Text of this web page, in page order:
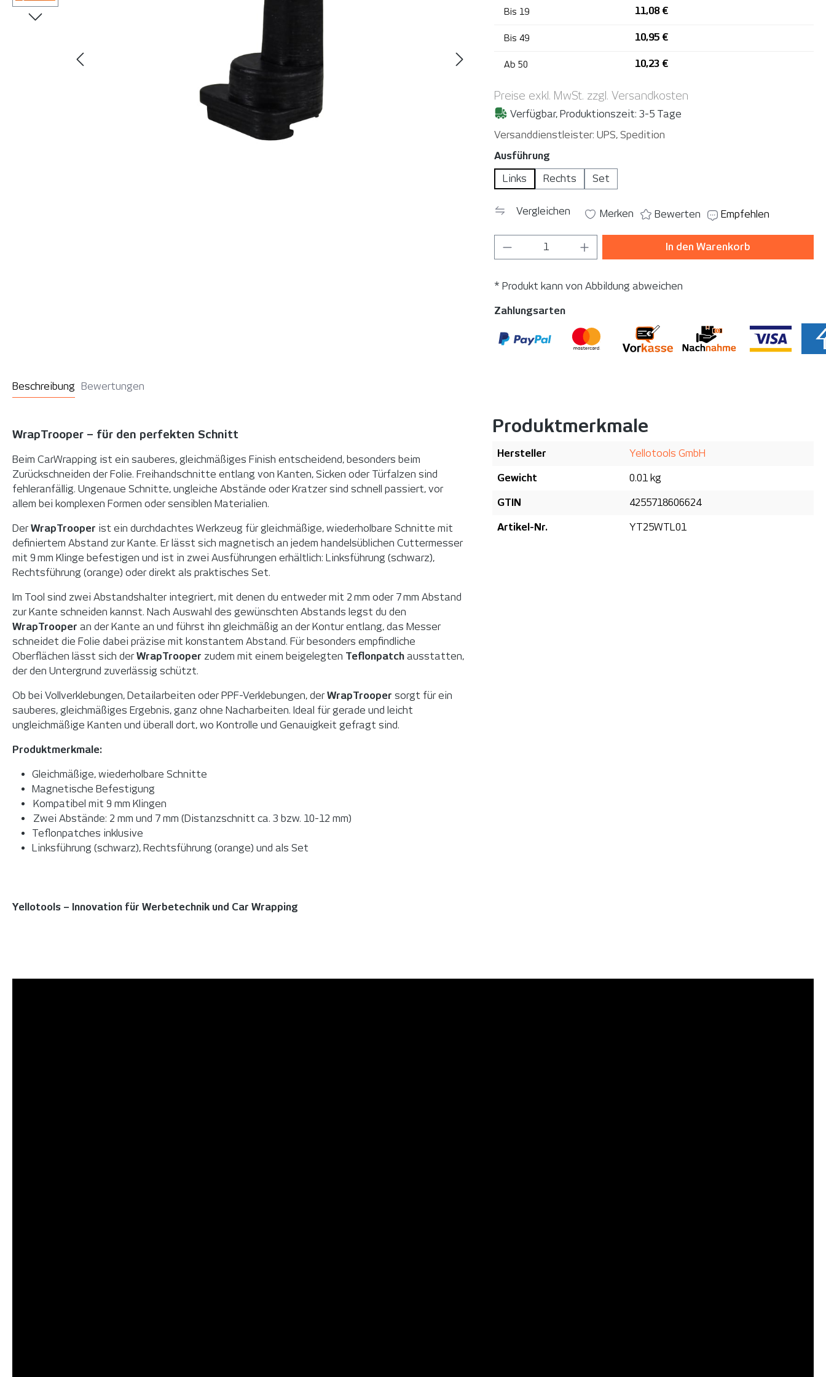
Bis 19 11,08 €
Bis 49 10,95 €
Ab 50 10,23 €
Preise exkl. MwSt. zzgl. Versandkosten
Verfügbar, Produktionszeit: 3-5 Tage
Versanddienstleister: UPS, Spedition
Ausführung
Links
Rechts Set
Vergleichen Merken Bewerten Empfehlen
Produkt Anzahl: Gib den gewünschten Wert
In den Warenkorb
* Produkt kann von Abbildung abweichen
Zahlungsarten
Beschreibung Bewertungen
WrapTrooper – für den perfekten Schnitt
Beim CarWrapping ist ein sauberes, gleichmäßiges Finish entscheidend, besonders beim
Zurückschneiden der Folie. Freihandschnitte entlang von Kanten, Sicken oder Türfalzen sind
fehleranfällig. Ungenaue Schnitte, ungleiche Abstände oder Kratzer sind schnell passiert, vor
allem bei komplexen Formen oder sensiblen Materialien.
DerWrapTrooper ist ein durchdachtes Werkzeug für gleichmäßige, wiederholbare Schnitte mit
definiertem Abstand zur Kante. Er lässt sich magnetisch an jedem handelsüblichen Cuttermesser
mit 9 mm Klinge befestigen und ist in zwei Ausführungen erhältlich: Linksführung (schwarz),
Rechtsführung (orange) oder direkt als praktisches Set.
Im Tool sind zwei Abstandshalter integriert, mit denen du entweder mit 2 mm oder 7mm Abstand
zur Kante schneiden kannst. Nach Auswahl des gewünschten Abstands legst du den
WrapTrooper an der Kante an und führst ihn gleichmäßig an der Kontur entlang, das Messer
schneidet die Folie dabei präzise mit konstantem Abstand. Für besonders empfindliche
Oberflächen lässt sich derWrapTrooper zudem mit einem beigelegten Teflonpatch ausstatten,
der den Untergrund zuverlässig schützt.
Ob bei Vollverklebungen, Detailarbeiten oder PPF-Verklebungen, derWrapTrooper sorgt für ein
sauberes, gleichmäßiges Ergebnis, ganz ohne Nacharbeiten. Ideal für gerade und leicht
ungleichmäßige Kanten und überall dort, wo Kontrolle und Genauigkeit gefragt sind.
Produktmerkmale:
Gleichmäßige, wiederholbare Schnitte
Magnetische Befestigung
Kompatibel mit 9 mm Klingen
Zwei Abstände: 2 mm und 7 mm (Distanzschnitt ca. 3 bzw. 10-12 mm)
Teflonpatches inklusive
Linksführung (schwarz), Rechtsführung (orange) und als Set
Yellotools – Innovation für Werbetechnik und Car Wrapping
Produktmerkmale
Hersteller Yellotools GmbH
Gewicht 0.01 kg
GTIN 4255718606624
Artikel-Nr. YT25WTL01